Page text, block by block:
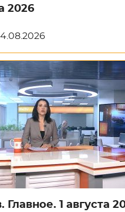
2026
Главное. 1 августа